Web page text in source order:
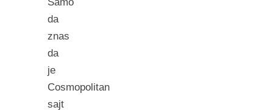
da
znas
da
je
Cosmopolitan
sajt